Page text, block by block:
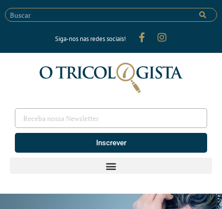
Siga-nos nas redes sociais!
Inscrever